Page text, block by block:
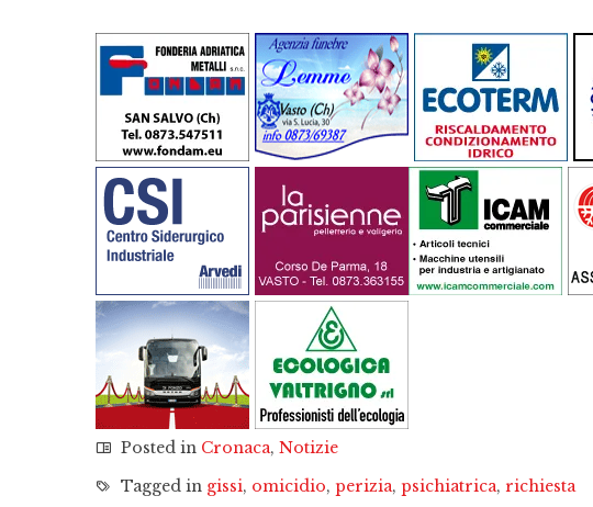
Posted in Cronaca, Notizie
Tagged in gissi, omicidio, perizia, psichiatrica, richiesta